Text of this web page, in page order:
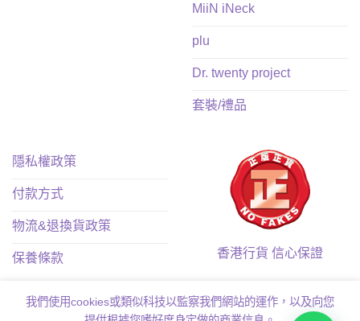
MiiN iNeck
plu
Dr. twenty project
套裝/禮品
隱私權政策
付款方式
物流&退換貨政策
保養條款 香港行貨 信心保證
我們使用cookies或類似科技以監察我們網站的運作，以及向您